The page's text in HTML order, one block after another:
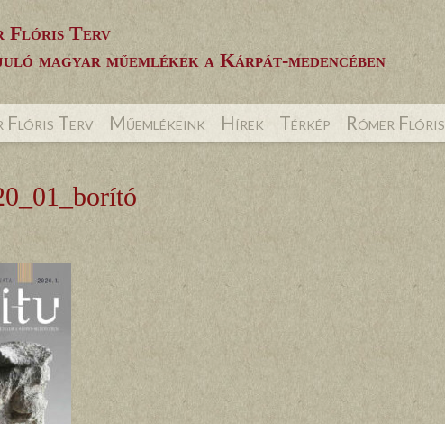
Flóris Terv
magyar műemlékek a Kárpát-medencében
Flóris Terv Műemlékeink Hírek Térkép Rómer Flóris